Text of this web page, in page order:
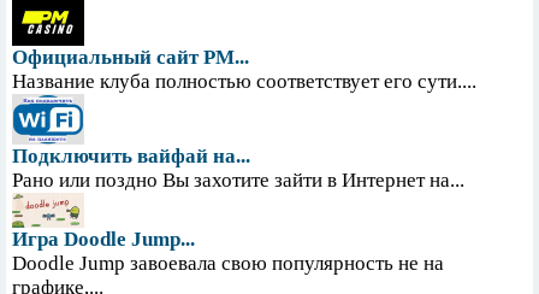
Официальный сайт PM...
Название клуба полностью соответствует его сути....
Подключить вайфай на...
Рано или поздно Вы захотите зайти в Интернет на...
Игра Doodle Jump...
Doodle Jump завоевала свою популярность не на
графике,...